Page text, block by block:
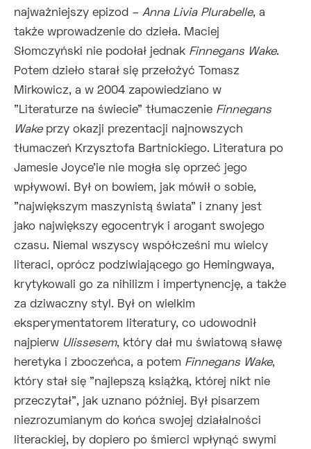
najważniejszy epizod – Anna Livia Plurabelle, a
także wprowadzenie do dzieła. Maciej
Słomczyński nie podołał jednak Finnegans Wake.
Potem dzieło starał się przełożyć Tomasz
Mirkowicz, a w 2004 zapowiedziano w
"Literaturze na świecie" tłumaczenie Finnegans
Wakeprzy okazji prezentacji najnowszych
tłumaczeń Krzysztofa Bartnickiego. Literatura po
Jamesie Joyce'ie nie mogła się oprzeć jego
wpływowi. Był on bowiem, jak mówił o sobie,
"największym maszynistą świata" i znany jest
jako największy egocentryk i arogant swojego
czasu. Niemal wszyscy współcześni mu wielcy
literaci, oprócz podziwiającego go Hemingwaya,
krytykowali go za nihilizm i impertynencję, a także
za dziwaczny styl. Był on wielkim
eksperymentatorem literatury, co udowodnił
najpierw Ulissesem, który dał mu światową sławę
heretyka i zboczeńca, a potem Finnegans Wake,
który stał się "najlepszą książką, której nikt nie
przeczytał", jak uznano później. Był pisarzem
niezrozumianym do końca swojej działalności
literackiej, by dopiero po śmierci wpłynąć swymi